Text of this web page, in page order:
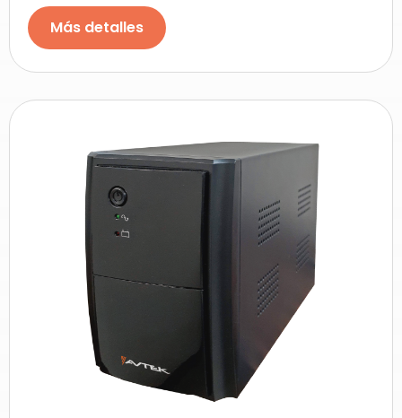
Más detalles